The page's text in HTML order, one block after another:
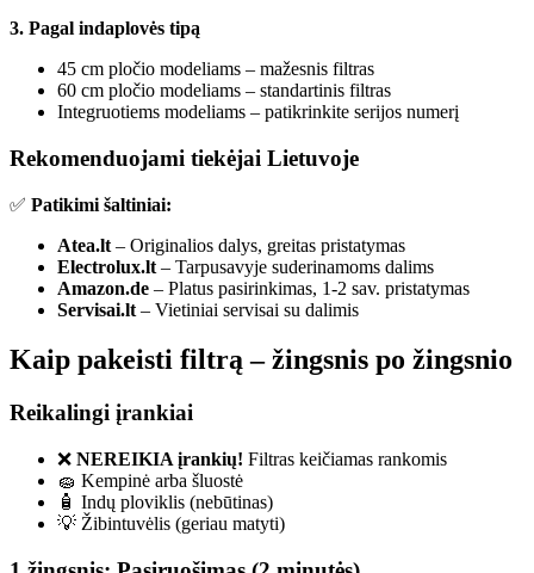
3. Pagal indaplovės tipą
45 cm pločio modeliams – mažesnis filtras
60 cm pločio modeliams – standartinis filtras
Integruotiems modeliams – patikrinkite serijos numerį
Rekomenduojami tiekėjai Lietuvoje
✅ Patikimi šaltiniai:
Atea.lt – Originalios dalys, greitas pristatymas
Electrolux.lt – Tarpusavyje suderinamoms dalims
Amazon.de – Platus pasirinkimas, 1-2 sav. pristatymas
Servisai.lt – Vietiniai servisai su dalimis
Kaip pakeisti filtrą – žingsnis po žingsnio
Reikalingi įrankiai
❌ NEREIKIA įrankių! Filtras keičiamas rankomis
🧽 Kempinė arba šluostė
🧴 Indų ploviklis (nebūtinas)
💡 Žibintuvėlis (geriau matyti)